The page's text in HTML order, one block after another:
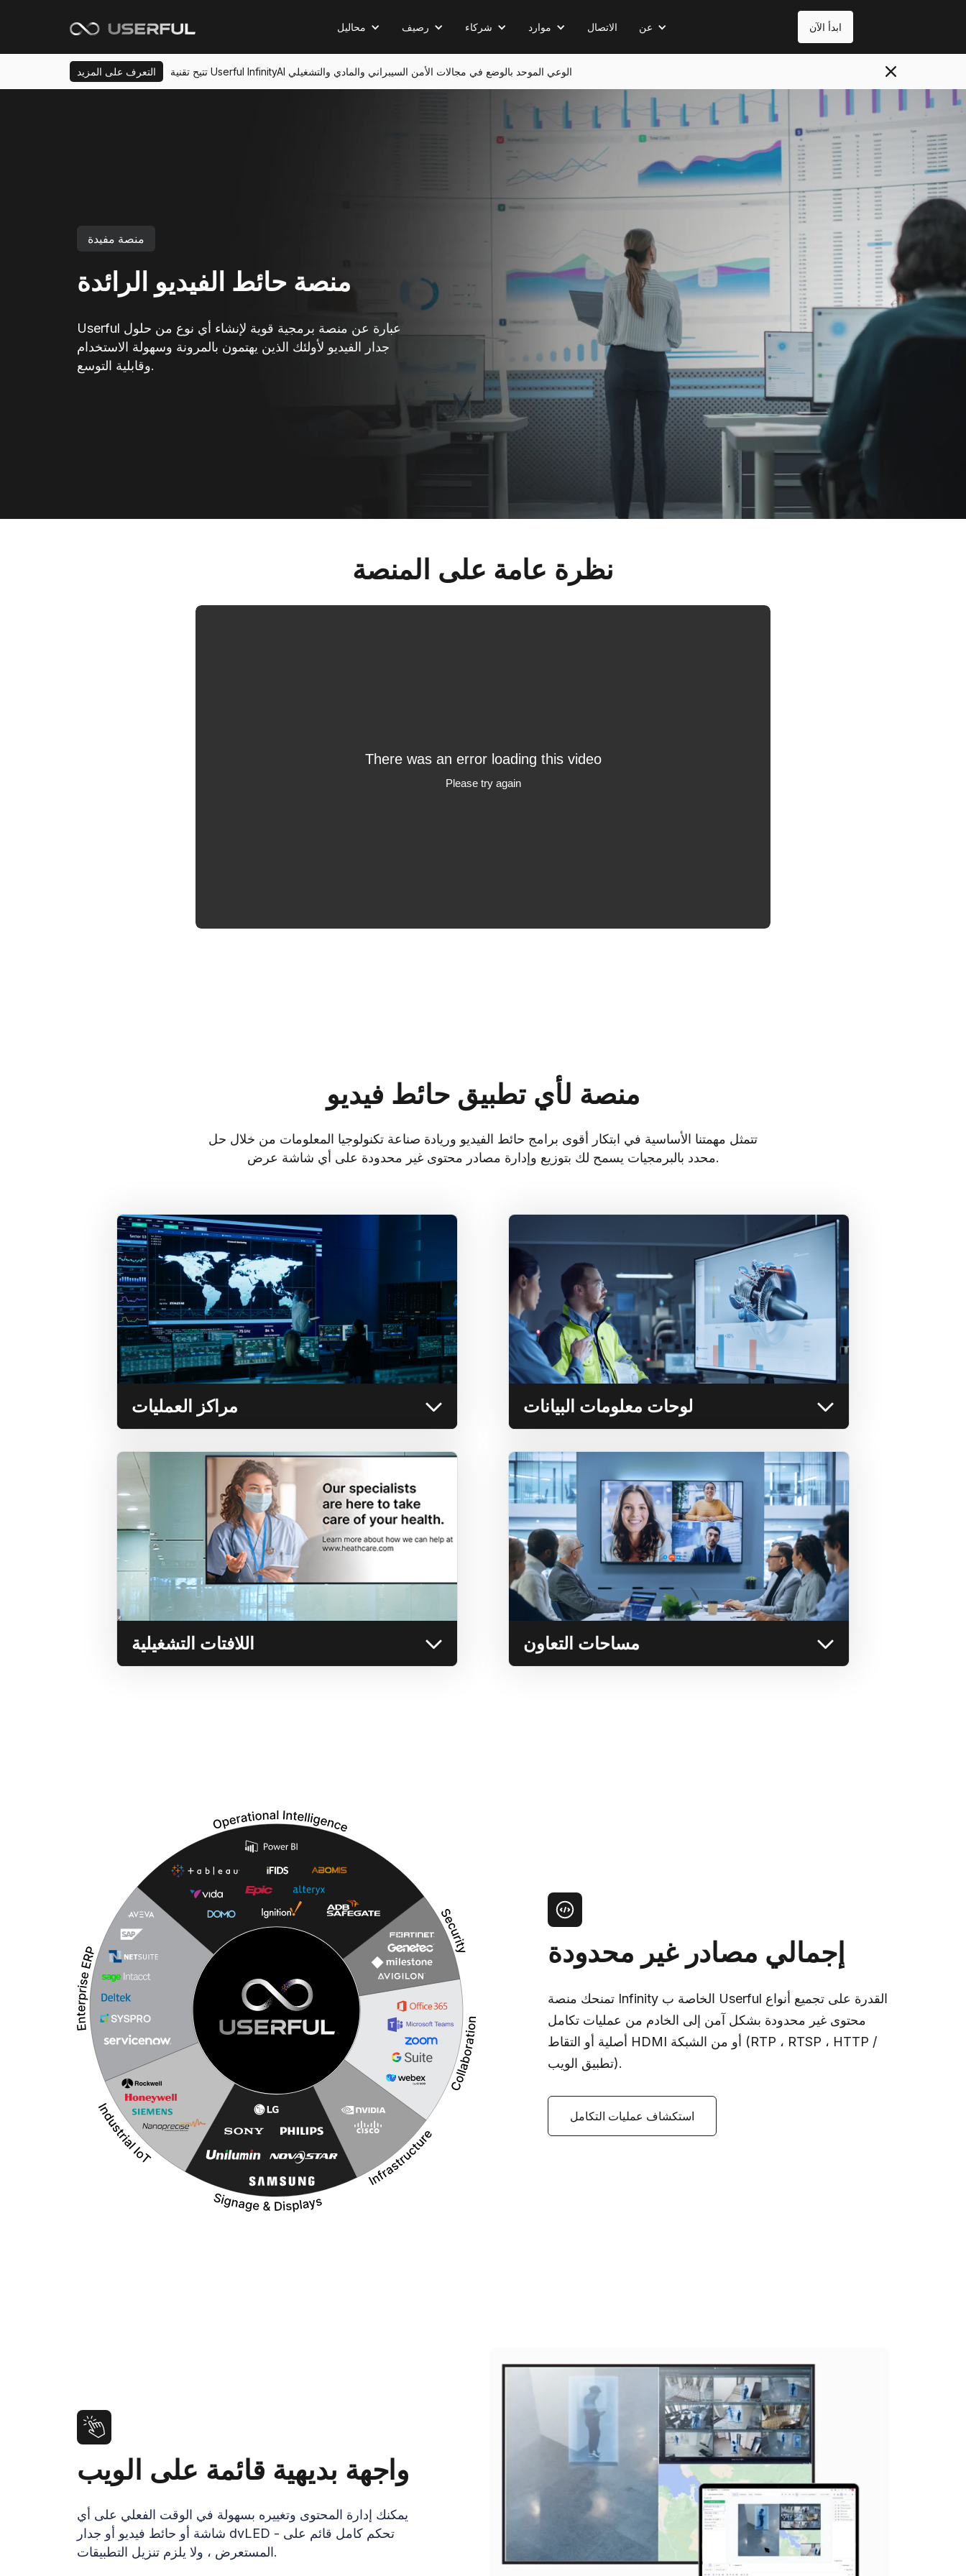
محاليل رصيف شركاء موارد الاتصال عن ابدأ الآن
التعرف على المزيد تتيح تقنية Userful InfinityAI الوعي الموحد بالوضع في مجالات الأمن السيبراني والمادي والتشغيلي
منصة مفيدة
منصة حائط الفيديو الرائدة
Userful عبارة عن منصة برمجية قوية لإنشاء أي نوع من حلول
جدار الفيديو لأولئك الذين يهتمون بالمرونة وسهولة الاستخدام
وقابلية التوسع.
نظرة عامة على المنصة
منصة لأي تطبيق حائط فيديو
تتمثل مهمتنا الأساسية في ابتكار أقوى برامج حائط الفيديو وريادة صناعة تكنولوجيا المعلومات من خلال حل
محدد بالبرمجيات يسمح لك بتوزيع وإدارة مصادر محتوى غير محدودة على أي شاشة عرض.
مراكز العمليات
مراكز العمليات
تجميع الذكاء التشغيلي في الوقت الفعلي مثل أنظمة إدارة
الفيديو (VMS) وأنظمة إدارة المباني (BMS) والتحكم في
الوصول والمحتوى التشغيلي الأساسي الآخر إلى جدار فيديو
واحد أو عدة حائط.
التعرف على المزيد
لوحات معلومات البيانات
لوحات معلومات البيانات
دمج ومشاركة أدوات ذكاء الأعمال الرائدة بشكل آمن مثل
PowerBI و Tableau و Ignition إلى أي شاشة على النظام
التعرف على المزيد
اللافتات التشغيلية
اللافتات التشغيلية
استفد من شبكة توزيع محتوى Userful (CDN) لإرسال
محتوى متزامن إلى ما يصل إلى أكثر من 10,000 شاشة
بتكلفة منخفضة عبر الشبكة.
التعرف على المزيد
مساحات التعاون
مساحات التعاون
اسمح لأي شخص بتسجيل الشاشة بسهولة إلى أي شاشة
عرض لغرفة الاجتماعات مباشرة من متصفحه.
التعرف على المزيد
إجمالي مصادر غير محدودة
تمنحك منصة Infinity الخاصة ب Userful القدرة على تجميع أنواع
محتوى غير محدودة بشكل آمن إلى الخادم من عمليات تكامل
أصلية أو التقاط HDMI أو من الشبكة (RTP ، RTSP ، HTTP /
تطبيق الويب).
استكشاف عمليات التكامل
واجهة بديهية قائمة على الويب
يمكنك إدارة المحتوى وتغييره بسهولة في الوقت الفعلي على أي
شاشة أو حائط فيديو أو جدار dvLED - تحكم كامل قائم على
المستعرض ، ولا يلزم تنزيل التطبيقات.